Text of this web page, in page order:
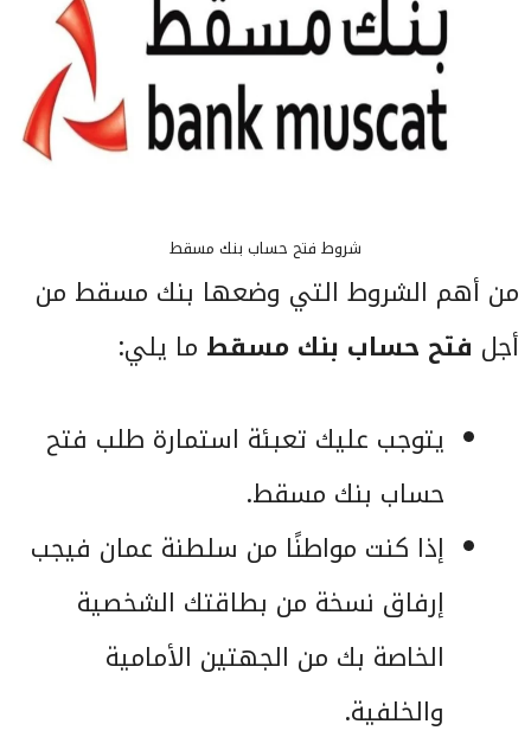
شروط فتح حساب بنك مسقط
من أهم الشروط التي وضعها بنك مسقط من
أجل فتح حساب بنك مسقط ما يلي:
يتوجب عليك تعبئة استمارة طلب فتح
حساب بنك مسقط.
إذا كنت مواطنًا من سلطنة عمان فيجب
إرفاق نسخة من بطاقتك الشخصية
الخاصة بك من الجهتين الأمامية
والخلفية.